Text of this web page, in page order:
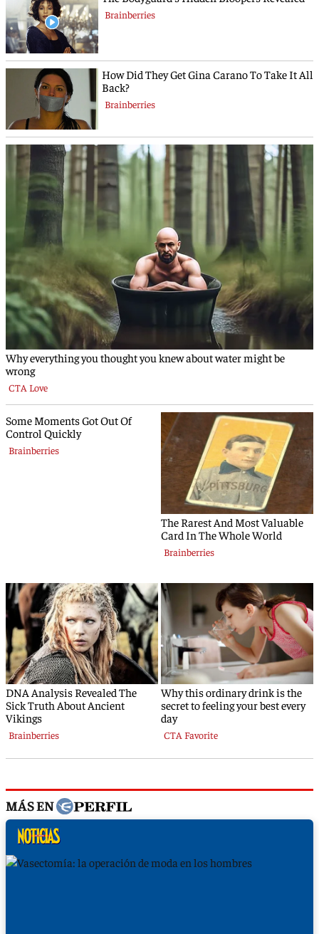
MÁS EN